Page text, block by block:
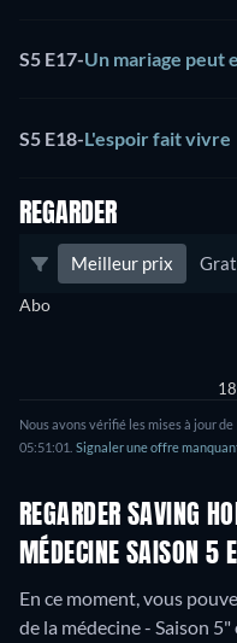
S5 E17-Un mariage peut
S5 E18-L'espoir fait vivre
REGARDER
Meilleur prix
Abo
Nous avons vérifié les mises à jour
05:51:01. Signaler une offre
REGARDER SAVING
MÉDECINE SAISON 5
En ce moment, vous
de la médecine - Saison